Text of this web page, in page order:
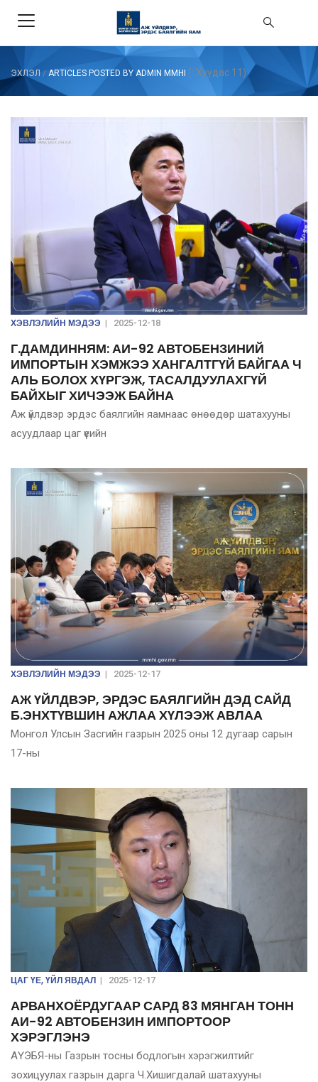
ЭХЛЭЛ / ARTICLES POSTED BY ADMIN MMHI (: Хуудас 11)
ХЭВЛЭЛИЙН МЭДЭЭ | 2025-12-18
Г.ДАМДИННЯМ: АИ-92 АВТОБЕНЗИНИЙ
ИМПОРТЫН ХЭМЖЭЭ ХАНГАЛТГҮЙ БАЙГАА Ч
АЛЬ БОЛОХ ХҮРГЭЖ, ТАСАЛДУУЛАХГҮЙ
БАЙХЫГ ХИЧЭЭЖ БАЙНА
Аж үйлдвэр эрдэс баялгийн яамнаас өнөөдөр шатахууны
асуудлаар цаг үеийн
ХЭВЛЭЛИЙН МЭДЭЭ | 2025-12-17
АЖ ҮЙЛДВЭР, ЭРДЭС БАЯЛГИЙН ДЭД САЙД
Б.ЭНХТҮВШИН АЖЛАА ХҮЛЭЭЖ АВЛАА
Монгол Улсын Засгийн газрын 2025 оны 12 дугаар сарын
17-ны
ЦАГ ҮЕ, ҮЙЛ ЯВДАЛ | 2025-12-17
АРВАНХОЁРДУГААР САРД 83 МЯНГАН ТОНН
АИ-92 АВТОБЕНЗИН ИМПОРТООР
ХЭРЭГЛЭНЭ
АҮЭБЯ-ны Газрын тосны бодлогын хэрэгжилтийг
зохицуулах газрын дарга Ч.Хишигдалай шатахууны